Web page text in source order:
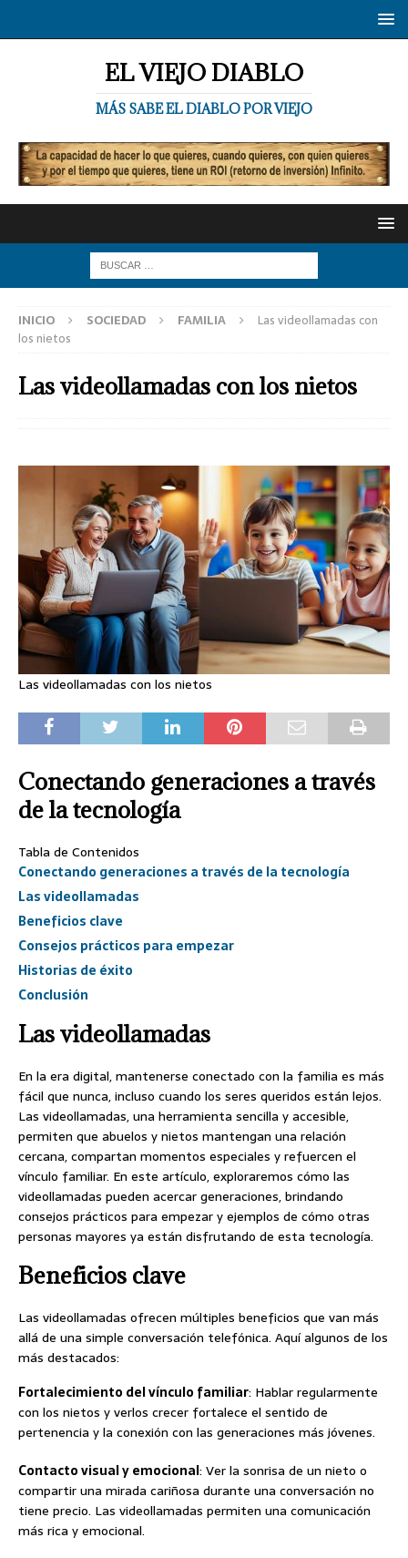
EL VIEJO DIABLO
MÁS SABE EL DIABLO POR VIEJO
INICIO SOCIEDAD FAMILIA
Las videollamadas con
los nietos
Las videollamadas con los nietos
Las videollamadas con los nietos
Conectando generaciones a través
de la tecnología
Tabla de Contenidos
Conectando generaciones a través de la tecnología
Las videollamadas
Beneficios clave
Consejos prácticos para empezar
Historias de éxito
Conclusión
Las videollamadas
En la era digital, mantenerse conectado con la familia es más
fácil que nunca, incluso cuando los seres queridos están lejos.
Las videollamadas, una herramienta sencilla y accesible,
permiten que abuelos y nietos mantengan una relación
cercana, compartan momentos especiales y refuercen el
vínculo familiar. En este artículo, exploraremos cómo las
videollamadas pueden acercar generaciones, brindando
consejos prácticos para empezar y ejemplos de cómo otras
personas mayores ya están disfrutando de esta tecnología.
Beneficios clave
Las videollamadas ofrecen múltiples beneficios que van más
allá de una simple conversación telefónica. Aquí algunos de los
más destacados:
Fortalecimiento del vínculo familiar: Hablar regularmente
con los nietos y verlos crecer fortalece el sentido de
pertenencia y la conexión con las generaciones más jóvenes.
Contacto visual y emocional: Ver la sonrisa de un nieto o
compartir una mirada cariñosa durante una conversación no
tiene precio. Las videollamadas permiten una comunicación
más rica y emocional.